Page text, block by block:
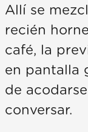
Allí se
recién
café, la
en pantalla
de
conversar.